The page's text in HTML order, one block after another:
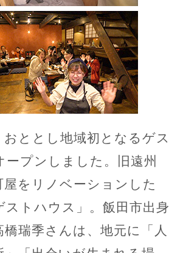
おととし地域初となるゲス
ープンしました。旧遠州
屋をリノベーションした
ストハウス」。飯田市出身
瑞季さんは、地元に「人